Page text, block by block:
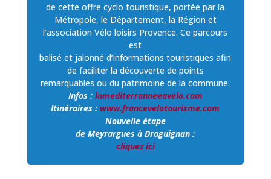
de cette offre cyclo touristique, portée par la
Métropole, le Département, la Région et
l’association Vélo loisirs Provence. Ce parcours
est
balisé et jalonné d’informations touristiques afin
de faciliter la découverte de points
remarquables ou du patrimoine de la commune.
Infos : lamediterranneeavelo.com
Itinéraires : www.francevelotourisme.com
Nouvelle étape
de Meyrargues à Draguignan :
cliquez ici